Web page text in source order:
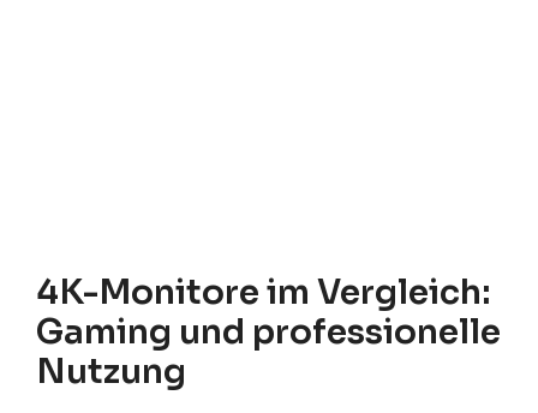
4K-Monitore im Vergleich:
Gaming und professionelle
Nutzung